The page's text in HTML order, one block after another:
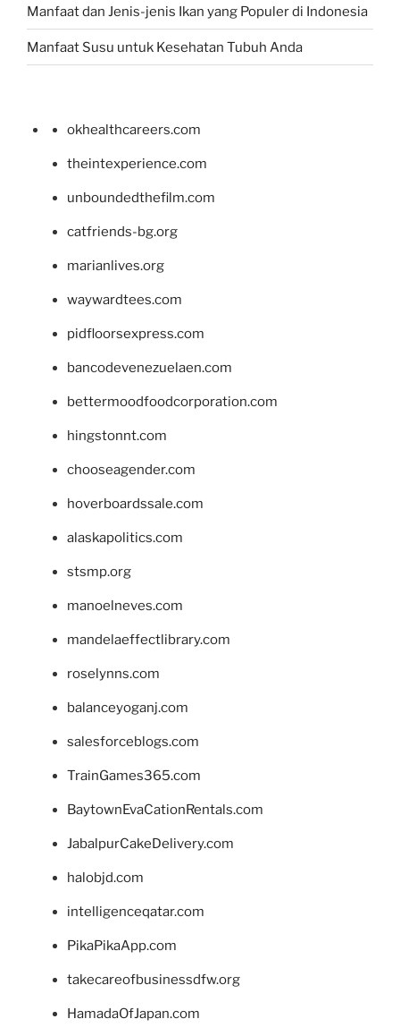
Manfaat dan Jenis-jenis Ikan yang Populer di Indonesia
Manfaat Susu untuk Kesehatan Tubuh Anda
okhealthcareers.com
theintexperience.com
unboundedthefilm.com
catfriends-bg.org
marianlives.org
waywardtees.com
pidfloorsexpress.com
bancodevenezuelaen.com
bettermoodfoodcorporation.com
hingstonnt.com
chooseagender.com
hoverboardssale.com
alaskapolitics.com
stsmp.org
manoelneves.com
mandelaeffectlibrary.com
roselynns.com
balanceyoganj.com
salesforceblogs.com
TrainGames365.com
BaytownEvaCationRentals.com
JabalpurCakeDelivery.com
halobjd.com
intelligenceqatar.com
PikaPikaApp.com
takecareofbusinessdfw.org
HamadaOfJapan.com